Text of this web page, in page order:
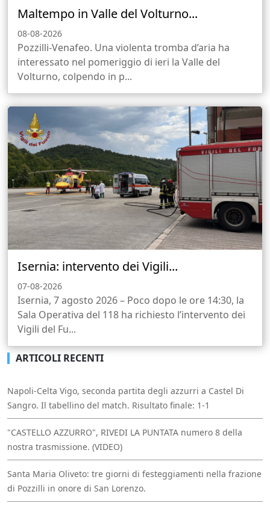
Maltempo in Valle del Volturno...
08-08-2026
Pozzilli-Venafeo. Una violenta tromba d’aria ha
interessato nel pomeriggio di ieri la Valle del
Volturno, colpendo in p...
Isernia: intervento dei Vigili...
07-08-2026
Isernia, 7 agosto 2026 – Poco dopo le ore 14:30, la
Sala Operativa del 118 ha richiesto l’intervento dei
Vigili del Fu...
ARTICOLI RECENTI
Napoli-Celta Vigo, seconda partita degli azzurri a Castel Di
Sangro. Il tabellino del match. Risultato finale: 1-1
"CASTELLO AZZURRO", RIVEDI LA PUNTATA numero 8 della
nostra trasmissione. (VIDEO)
Santa Maria Oliveto: tre giorni di festeggiamenti nella frazione
di Pozzilli in onore di San Lorenzo.